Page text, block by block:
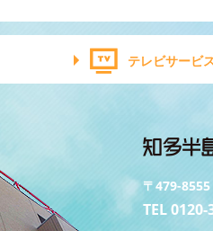
テレビサービ
〒479-
TEL